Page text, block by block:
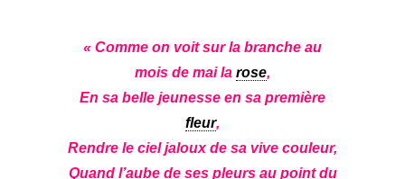
« Comme on voit sur la branche au
mois de mai la rose,
En sa belle jeunesse en sa première
fleur,
Rendre le ciel jaloux de sa vive couleur,
Quand l’aube de ses pleurs au point du